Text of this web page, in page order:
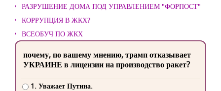
РАЗРУШЕНИЕ ДОМА ПОД УПРАВЛЕНИЕМ "ФОРПОСТ"
КОРРУПЦИЯ В ЖКХ?
ВСЕОБУЧ ПО ЖКХ
почему, по вашему мнению, трамп отказывает
УКРАИНЕ в лицензии на производство ракет?
1. Уважает Путина.